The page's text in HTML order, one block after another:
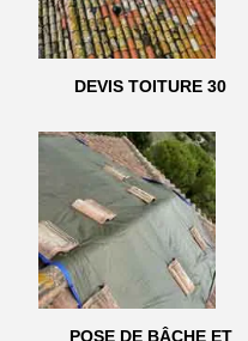
DEVIS TOITURE 30
POSE DE BÂCHE ET